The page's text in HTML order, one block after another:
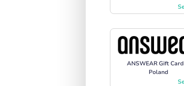
ANSWEAR Gift
Poland